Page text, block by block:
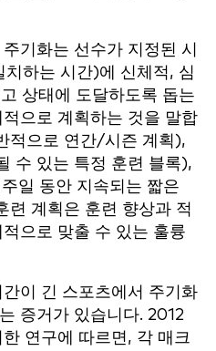
기화는 선수가 지정된 시
하는 시간)에 신체적, 심
상태에 도달하도록 돕는
으로 계획하는 것을 말합
적으로 연간/시즌 계획),
수 있는 특정 훈련 블록),
일 동안 지속되는 짧은
련 계획은 훈련 향상과 적
으로 맞출 수 있는 훌륭
이 긴 스포츠에서 주기화
증거가 있습니다. 2012
연구에 따르면, 각 매크